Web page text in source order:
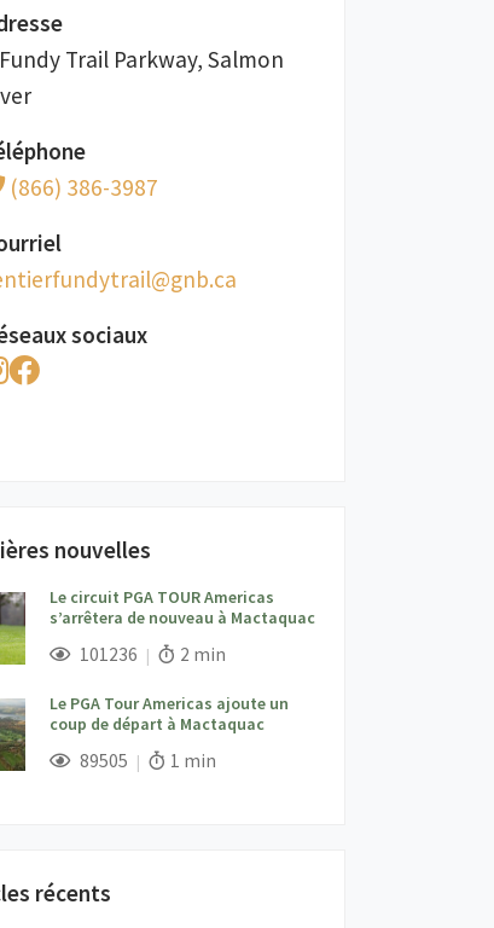
Trail Parkway, Salmon
(866) 386-3987
sociaux
nouvelles
Le circuit PGA TOUR Americas
s’arrêtera de nouveau à Mactaquac
; 101236 Vues; Temps de lecture:
2 min
Le PGA Tour Americas ajoute un
coup de départ à Mactaquac
; 89505 Vues; Temps de lecture:
1 min
récents